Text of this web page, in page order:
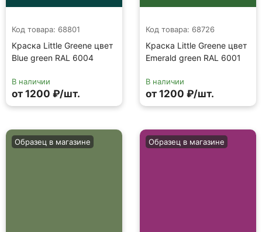
Код товара: 68801
Краска Little Greene цвет
Blue green RAL 6004
В наличии
от 1200 ₽/шт.
Код товара: 68726
Краска Little Greene цвет
Emerald green RAL 6001
В наличии
от 1200 ₽/шт.
Образец в магазине Образец в магазине